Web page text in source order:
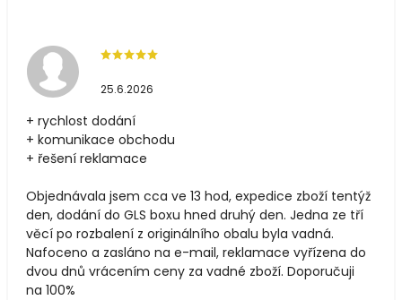
25.6.2026
+ rychlost dodání
+ komunikace obchodu
+ řešení reklamace
Objednávala jsem cca ve 13 hod, expedice zboží tentýž
den, dodání do GLS boxu hned druhý den. Jedna ze tří
věcí po rozbalení z originálního obalu byla vadná.
Nafoceno a zasláno na e-mail, reklamace vyřízena do
dvou dnů vrácením ceny za vadné zboží. Doporučuji
na 100%